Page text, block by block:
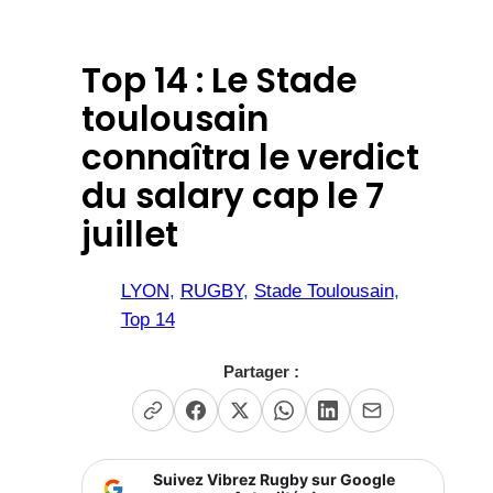
Top 14 : Le Stade
toulousain
connaîtra le verdict
du salary cap le 7
juillet
LYON, RUGBY, Stade Toulousain
Top 14
Partager :
Suivez Vibrez Rugby sur Google